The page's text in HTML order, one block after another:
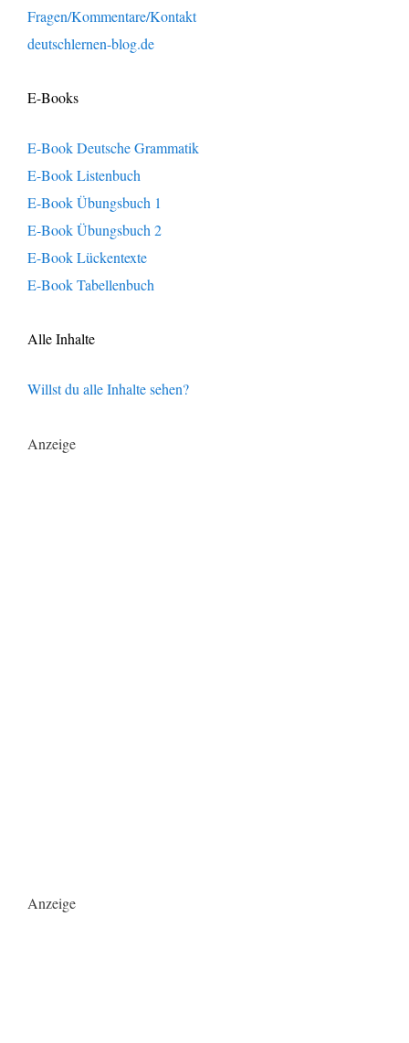
Fragen/Kommentare/Kontakt
deutschlernen-blog.de
E-Books
E-Book Deutsche Grammatik
E-Book Listenbuch
E-Book Übungsbuch 1
E-Book Übungsbuch 2
E-Book Lückentexte
E-Book Tabellenbuch
Alle Inhalte
Willst du alle Inhalte sehen?
Anzeige
Anzeige